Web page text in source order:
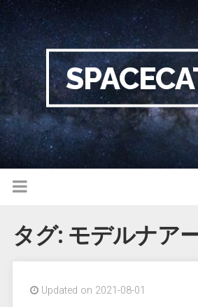
タグ: モデルナア
Updated on 2021-08-01